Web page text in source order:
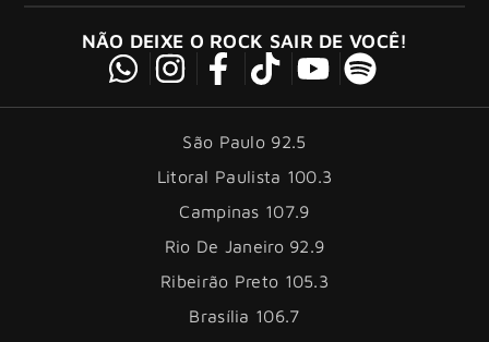
NÃO DEIXE O ROCK SAIR DE VOCÊ!
São Paulo 92.5
Litoral Paulista 100.3
Campinas 107.9
Rio De Janeiro 92.9
Ribeirão Preto 105.3
Brasília 106.7